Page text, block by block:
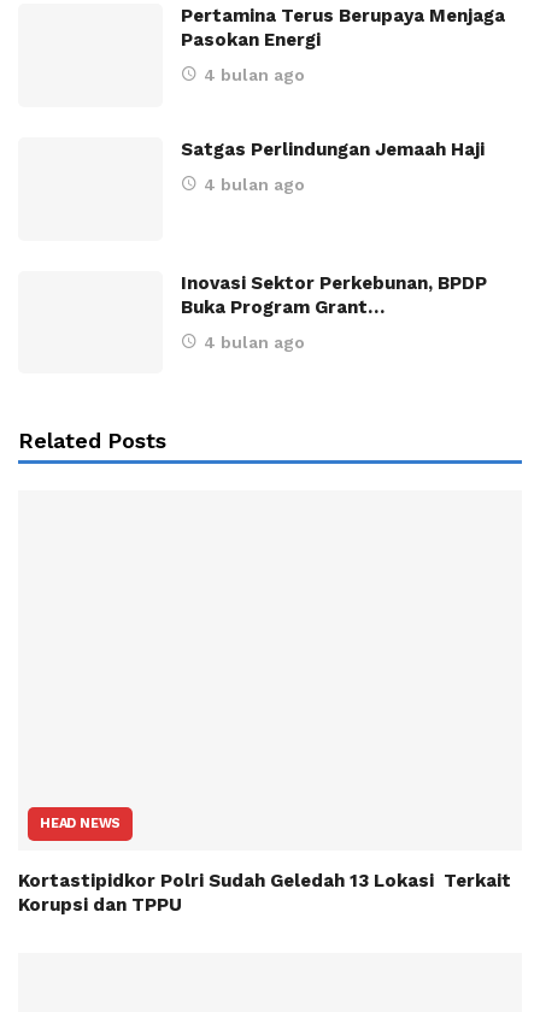
Pertamina Terus Berupaya Menjaga
Pasokan Energi
4 bulan ago
Satgas Perlindungan Jemaah Haji
4 bulan ago
Inovasi Sektor Perkebunan, BPDP
Buka Program Grant…
4 bulan ago
Related Posts
HEAD NEWS
Kortastipidkor Polri Sudah Geledah 13 Lokasi Terkait
Korupsi dan TPPU